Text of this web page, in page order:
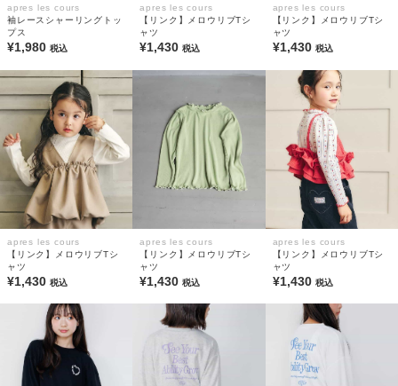
apres les cours
袖レースシャーリングトッ
プス
¥1,980 税込
apres les cours
【リンク】メロウリブTシ
ャツ
¥1,430税込
apres les cours
【リンク】メロウリブTシ
ャツ
¥1,430 税込
apres les cours
【リンク】メロウリブTシ
ャツ
¥1,430 税込
apres les cours
【リンク】メロウリブTシ
ャツ
¥1,430税込
apres les cours
【リンク】メロウリブTシ
ャツ
¥1,430 税込